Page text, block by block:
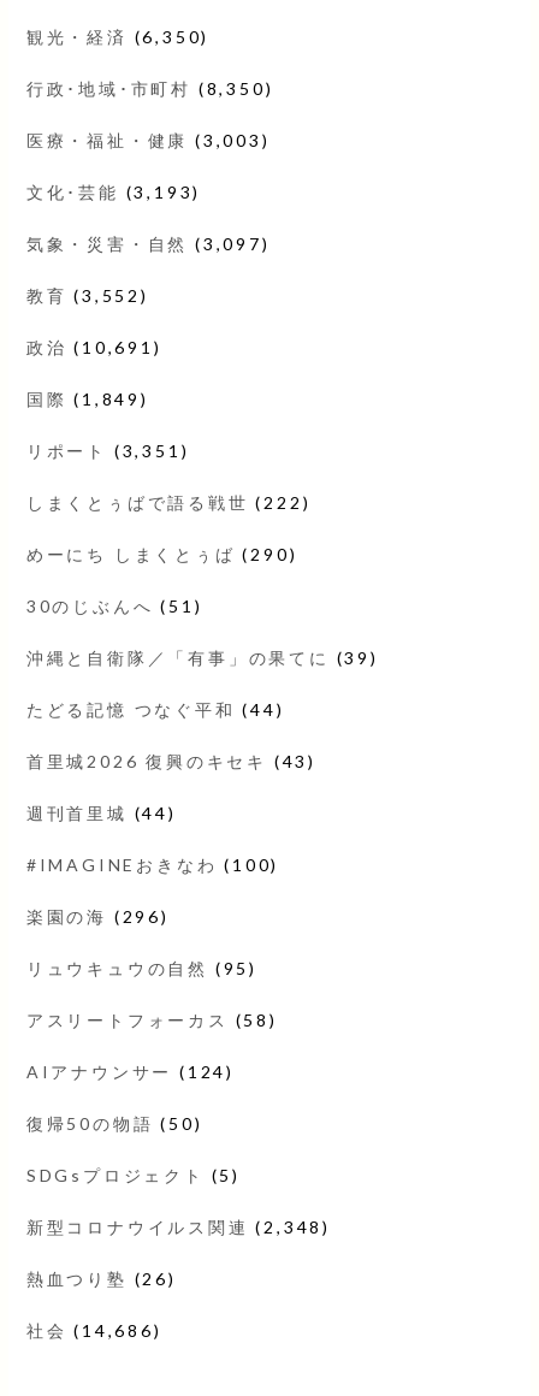
観光・経済 (6,350)
行政･地域･市町村 (8,350)
医療・福祉・健康 (3,003)
文化･芸能 (3,193)
気象・災害・自然 (3,097)
教育 (3,552)
政治 (10,691)
国際 (1,849)
リポート (3,351)
しまくとぅばで語る戦世 (222)
めーにち しまくとぅば (290)
30のじぶんへ (51)
沖縄と自衛隊／「有事」の果てに (39)
たどる記憶 つなぐ平和 (44)
首里城2026 復興のキセキ (43)
週刊首里城 (44)
#IMAGINEおきなわ (100)
楽園の海 (296)
リュウキュウの自然 (95)
アスリートフォーカス (58)
AIアナウンサー (124)
復帰50の物語 (50)
SDGsプロジェクト (5)
新型コロナウイルス関連 (2,348)
熱血つり塾 (26)
社会 (14,686)